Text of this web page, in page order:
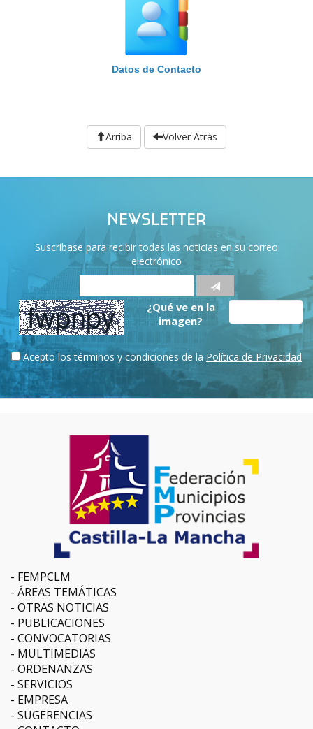
Datos de Contacto
Arriba Volver Atrás
NEWSLETTER
Suscríbase para recibir todas las noticias en su correo
electrónico
¿Qué ve en la
imagen?
Acepto los términos y condiciones de la Política de Privacidad
FEMPCLM
ÁREAS TEMÁTICAS
OTRAS NOTICIAS
PUBLICACIONES
CONVOCATORIAS
MULTIMEDIAS
ORDENANZAS
SERVICIOS
EMPRESA
SUGERENCIAS